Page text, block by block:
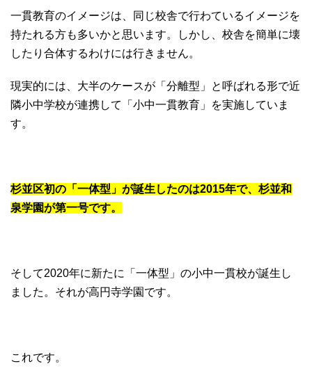
一貫教育のイメージは、同じ校舎で行わているイメージを
持たれる方も多いかと思います。しかし、校舎を簡単に壊
したり合体するわけには行きません。
現実的には、大半のケースが「分離型」と呼ばれる形で近
隣小中学校が連携して「小中一貫教育」を実施していま
す。
杉並区初の「一体型」が誕生したのは2015年で、杉並和
泉学園が第一号です。
そして2020年に新たに「一体型」の小中一貫校が誕生し
ました。それが高円寺学園です。
これです。